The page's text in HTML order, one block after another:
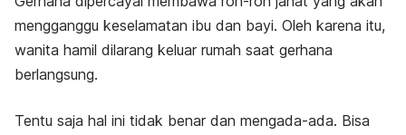
mengganggu keselamatan ibu dan bayi. Oleh karena itu,
wanita hamil dilarang keluar rumah saat gerhana
berlangsung.
Tentu saja hal ini tidak benar dan mengada-ada. Bisa